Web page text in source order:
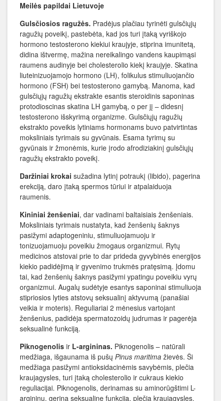
Meilės papildai Lietuvoje
Gulsčiosios ragužės. Pradėjus plačiau tyrinėti gulsčiųjų
ragužių poveikį, pastebėta, kad jos turi įtaką vyriškojo
hormono testosterono kiekiui kraujyje, stiprina imunitetą,
didina ištvermę, mažina nereikalingo vandens kaupimąsi
raumens audinyje bei cholesterolio kiekį kraujyje. Skatina
liuteinizuojamojo hormono (LH), folikulus stimuliuojančio
hormono (FSH) bei testosterono gamybą. Manoma, kad
gulsčiųjų ragužių ekstrakte esantis steroidinis saponinas
protodioscinas skatina LH gamybą, o per jį – didesnį
testosterono išskyrimą organizme. Gulsčiųjų ragužių
ekstrakto poveikis lytiniams hormonams buvo patvirtintas
moksliniais tyrimais su gyvūnais. Esama tyrimų su
gyvūnais ir žmonėmis, kurie įrodo afrodiziakinį gulsčiųjų
ragužių ekstrakto poveikį.
Daržiniai krokai sužadina lytinį potraukį (libido), pagerina
erekciją, daro įtaką spermos tūriui ir atpalaiduoja
raumenis.
Kininiai ženšeniai, dar vadinami baltaisiais ženšeniais.
Moksliniais tyrimais nustatyta, kad ženšenių šaknys
pasižymi adaptogeniniu, stimuliuojamuoju ir
tonizuojamuoju poveikiu žmogaus organizmui. Rytų
medicinos atstovai prie to dar prideda gyvybinės energijos
kiekio padidėjimą ir gyvenimo trukmės pratęsimą. Įdomu
tai, kad ženšenių šaknys pasižymi ypatingu poveikiu vyrų
organizmui. Augalų sudėtyje esantys saponinai stimuliuoja
stipriosios lyties atstovų seksualinį aktyvumą (panašiai
veikia ir moteris). Reguliariai 2 mėnesius vartojant
ženšenius, padidėja spermatozoidų judrumas ir pagerėja
seksualinė funkciją.
Piknogenolis ir L-argininas. Piknogenolis – natūrali
medžiaga, išgaunama iš pušų Pinus maritima žievės. Ši
medžiaga pasižymi antioksidacinėmis savybėmis, plečia
kraujagysles, turi įtaką cholesterolio ir cukraus kiekio
reguliacijai. Piknogenolis, derinamas su aminorūgštimi L-
argininu, gerina seksualinę funkciją, plečia kraujagysles,